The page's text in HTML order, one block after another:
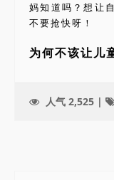
妈知道吗？想让
不要抢快呀！
为何不该让儿
人气 2,525 |